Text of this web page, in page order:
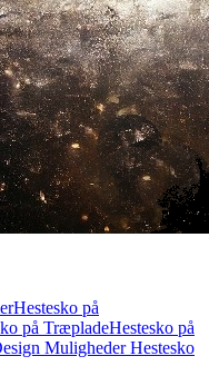
Hestesko på
på TræpladeHestesko på
Muligheder Hestesko